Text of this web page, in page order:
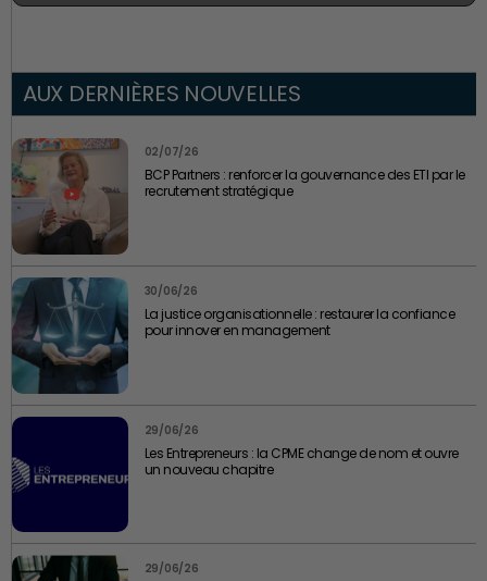
AUX DERNIÈRES NOUVELLES
02/07/26
BCP Partners : renforcer la gouvernance des ETI par le
recrutement stratégique
30/06/26
La justice organisationnelle : restaurer la confiance
pour innover en management
29/06/26
Les Entrepreneurs : la CPME change de nom et ouvre
un nouveau chapitre
29/06/26